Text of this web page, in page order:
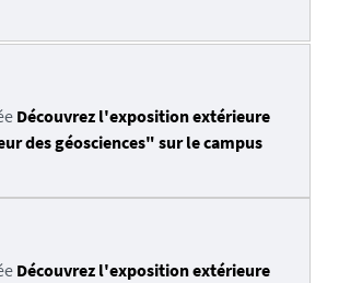
Découvrez l'exposition extérieure
des géosciences" sur le campus
Découvrez l'exposition extérieure